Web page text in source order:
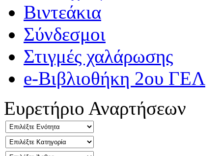
Βιντεάκια
Σύνδεσμοι
Στιγμές χαλάρωσης
e-Βιβλιοθήκη 2ου ΓΕΛ
Ευρετήριο Αναρτήσεων